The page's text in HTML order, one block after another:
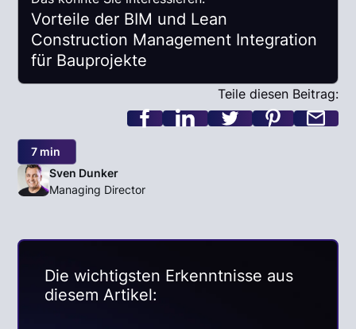
Vorteile der BIM und Lean
Construction Management Integration
für Bauprojekte
Teile diesen Beitrag:
Sven Dunker
Managing Director
7 min
Die wichtigsten Erkenntnisse aus
diesem Artikel: